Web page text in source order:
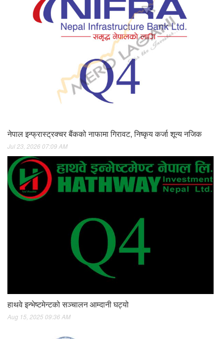
नेपाल इन्फ्रास्ट्रक्चर बैंकको नाफामा गिरावट, निष्कृय कर्जा शून्य नजिक
Jul 23, 2026 07:09 AM
हाथवे इन्भेष्टमेन्टको सञ्चालन आम्दानी घट्यो
Aug 15, 2025 09:36 AM